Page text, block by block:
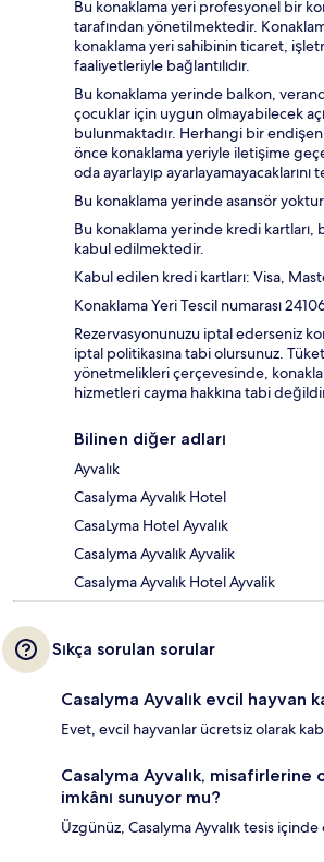
Bu konaklama yeri profesyonel bir
tarafından yönetilmektedir.
konaklama yeri sahibinin ticaret,
faaliyetleriyle bağlantılıdır.
Bu konaklama yerinde balkon,
çocuklar için uygun olmayabilecek
bulunmaktadır. Herhangi bir
önce konaklama yeriyle iletişime
oda ayarlayıp
Bu konaklama yerinde asansör
Bu konaklama yerinde kredi kartları,
kabul edilmektedir.
Kabul edilen kredi kartları: Visa,
Konaklama Yeri Tescil numarası
Rezervasyonunuzu iptal ederseniz
iptal politikasına tabi olursunuz.
yönetmelikleri çerçevesinde,
hizmetleri cayma hakkına tabi
Bilinen diğer adları
Ayvalık
Casalyma Ayvalık Hotel
CasaLyma Hotel Ayvalık
Casalyma Ayvalık Ayvalik
Casalyma Ayvalık Hotel Ayvalik
Sıkça sorulan sorular
Casalyma Ayvalık evcil hayvan
Evet, evcil hayvanlar ücretsiz olarak
Casalyma Ayvalık,
imkânı sunuyor mu?
Üzgünüz, Casalyma Ayvalık tesis